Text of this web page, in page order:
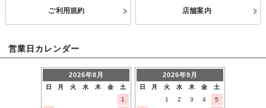
ご利用規約 店舗案内
営業日カレンダー
2026年8月
日 月 火 水 木 金
土
1
2026年9月
日 月 火 水 木 金
土
1
2 3 4
5